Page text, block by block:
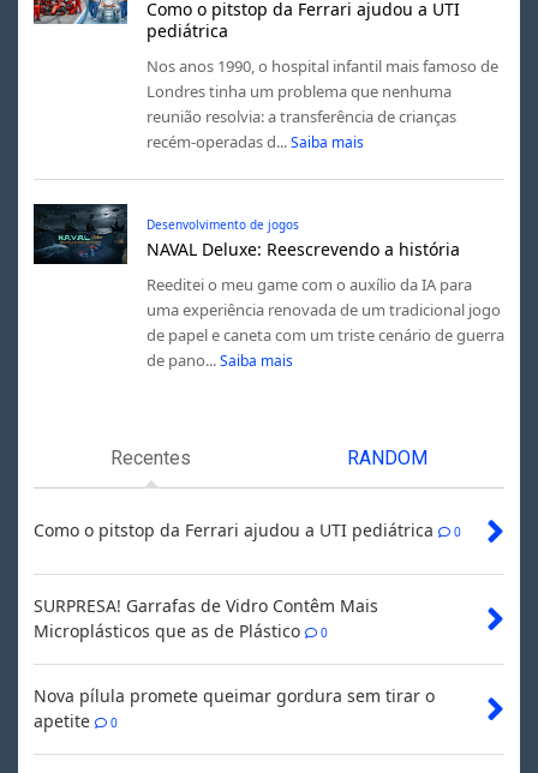
Como o pitstop da Ferrari ajudou a UTI
pediátrica
Nos anos 1990, o hospital infantil mais famoso de
Londres tinha um problema que nenhuma
reunião resolvia: a transferência de crianças
recém-operadas d... Saiba mais
Desenvolvimento de jogos
NAVAL Deluxe: Reescrevendo a história
Reeditei o meu game com o auxílio da IA para
uma experiência renovada de um tradicional jogo
de papel e caneta com um triste cenário de guerra
de pano... Saiba mais
Recentes RANDOM
Como o pitstop da Ferrari ajudou a UTI pediátrica 0
SURPRESA! Garrafas de Vidro Contêm Mais
Microplásticos que as de Plástico
0
Nova pílula promete queimar gordura sem tirar o
apetite
0